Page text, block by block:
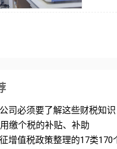
司必须要了解这些财税知识
缴个税的补贴、补助
增值税政策整理的17类170